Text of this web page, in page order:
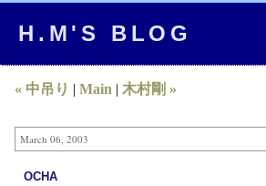
H.M'S BLOG
« 中吊り | Main | 木村剛 »
March 06, 2003
OCHA